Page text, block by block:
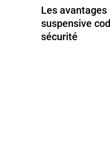
Les
suspensive
sécurité